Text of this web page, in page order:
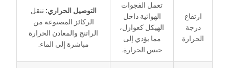
ارتفاع
درجة
الحرارة
تعمل الفجوات
الهوائية داخل
الهيكل كعوازل،
مما يؤدي إلى
حبس الحرارة.
التوصيل الحراري: تنقل
الركائز المصنوعة من
الراتنج والمعادن الحرارة
مباشرة إلى الماء.